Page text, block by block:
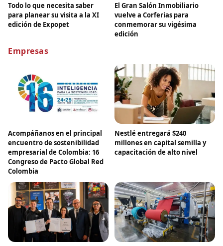
Todo lo que necesita saber
para planear su visita a la XI
edición de Expopet
El Gran Salón Inmobiliario
vuelve a Corferias para
conmemorar su vigésima
edición
Empresas
Acompáñanos en el principal
encuentro de sostenibilidad
empresarial de Colombia: 16
Congreso de Pacto Global Red
Colombia
Nestlé entregará $240
millones en capital semilla y
capacitación de alto nivel